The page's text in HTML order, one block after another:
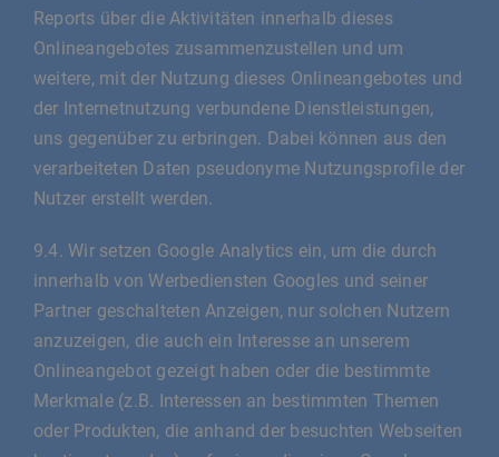
Reports über die Aktivitäten innerhalb dieses
Onlineangebotes zusammenzustellen und um
weitere, mit der Nutzung dieses Onlineangebotes und
der Internetnutzung verbundene Dienstleistungen,
uns gegenüber zu erbringen. Dabei können aus den
verarbeiteten Daten pseudonyme Nutzungsprofile der
Nutzer erstellt werden.
9.4. Wir setzen Google Analytics ein, um die durch
innerhalb von Werbediensten Googles und seiner
Partner geschalteten Anzeigen, nur solchen Nutzern
anzuzeigen, die auch ein Interesse an unserem
Onlineangebot gezeigt haben oder die bestimmte
Merkmale (z.B. Interessen an bestimmten Themen
oder Produkten, die anhand der besuchten Webseiten